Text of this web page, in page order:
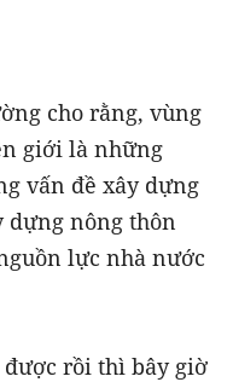
cho rằng, vùng
giới là những
vấn đề xây dựng
dựng nông thôn
lực nhà nước
rồi thì bây giờ